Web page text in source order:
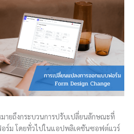
ายถึงกระบวนการปรับเปลี่ยนลักษณะที่
อร์ม โดยทั่วไปในแอปพลิเคชันซอฟต์แวร์